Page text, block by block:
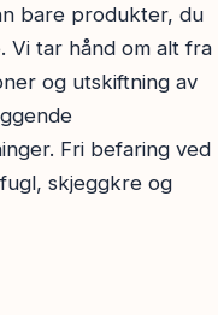
bare produkter, du
Vi tar hånd om alt fra
og utskiftning av
Fri befaring ved
skjeggkre og